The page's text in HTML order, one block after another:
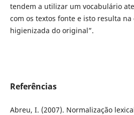
tendem a utilizar um vocabulário
com os textos fonte e isto resulta na
higienizada do original”.
Referências
Abreu, I. (2007). Normalização